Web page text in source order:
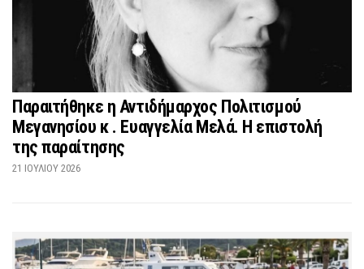
Παραιτήθηκε η Αντιδήμαρχος Πολιτισμού
Μεγανησίου κ . Ευαγγελία Μελά. Η επιστολή
της παραίτησης
21 ΙΟΥΛΊΟΥ 2026